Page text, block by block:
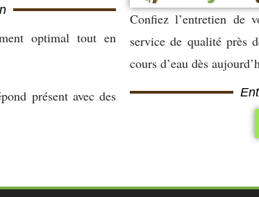
optimal tout en
présent avec des
Confiez l’entretien de
service de qualité près
cours d’eau dès